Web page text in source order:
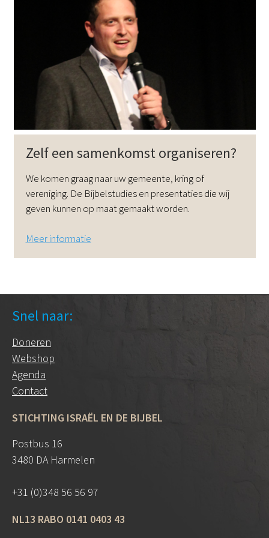
Zelf een samenkomst organiseren?
We komen graag naar uw gemeente, kring of
vereniging. De Bijbelstudies en presentaties die wij
geven kunnen op maat gemaakt worden.
Meer informatie
Snel naar:
Doneren
Webshop
Agenda
Contact
STICHTING ISRAËL EN DE BIJBEL
Postbus 16
3480 DA Harmelen
+31 (0)348 56 56 97
NL13 RABO 0141 0403 43
DE